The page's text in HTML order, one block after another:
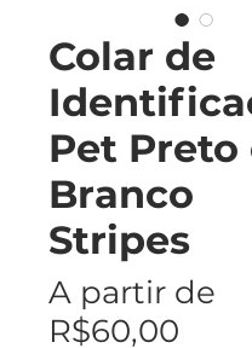
Colar de
Pet Preto
Branco
Stripes
A partir de
R$60,00